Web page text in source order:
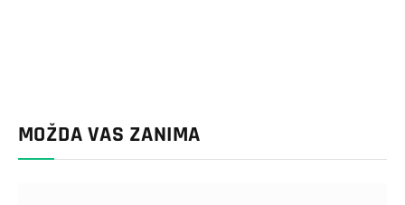
MOŽDA VAS ZANIMA